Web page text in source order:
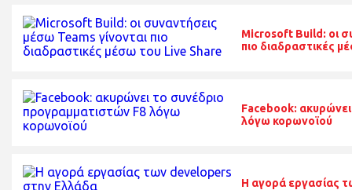
Microsoft Build: οι
πιο διαδραστικές
Facebook:
λόγω κορωνοϊού
Η αγορά εργασίας